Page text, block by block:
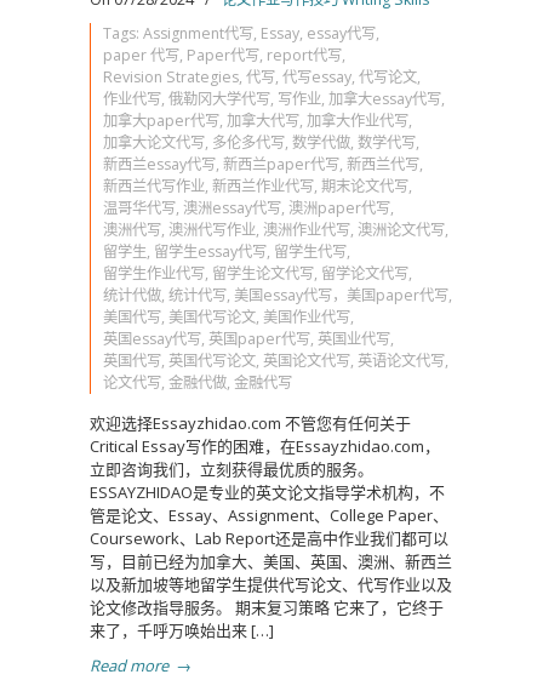
Tags: Assignment代写, Essay, essay代写,
paper 代写, Paper代写, report代写,
Revision Strategies, 代写, 代写essay, 代写论文,
作业代写, 俄勒冈大学代写, 写作业, 加拿大essay代写,
加拿大paper代写, 加拿大代写, 加拿大作业代写,
加拿大论文代写, 多伦多代写, 数学代做, 数学代写,
新西兰essay代写, 新西兰paper代写, 新西兰代写,
新西兰代写作业, 新西兰作业代写, 期末论文代写,
温哥华代写, 澳洲essay代写, 澳洲paper代写,
澳洲代写, 澳洲代写作业, 澳洲作业代写, 澳洲论文代写,
留学生, 留学生essay代写, 留学生代写,
留学生作业代写, 留学生论文代写, 留学论文代写,
统计代做, 统计代写, 美国essay代写，美国paper代写,
美国代写, 美国代写论文, 美国作业代写,
英国essay代写, 英国paper代写, 英国业代写,
英国代写, 英国代写论文, 英国论文代写, 英语论文代写,
论文代写, 金融代做, 金融代写
欢迎选择Essayzhidao.com 不管您有任何关于
Critical Essay写作的困难，在Essayzhidao.com，
立即咨询我们，立刻获得最优质的服务。
ESSAYZHIDAO是专业的英文论文指导学术机构，不
管是论文、Essay、Assignment、College Paper、
Coursework、Lab Report还是高中作业我们都可以
写，目前已经为加拿大、美国、英国、澳洲、新西兰
以及新加坡等地留学生提供代写论文、代写作业以及
论文修改指导服务。 期末复习策略 它来了，它终于
来了，千呼万唤始出来 […]
Read more →